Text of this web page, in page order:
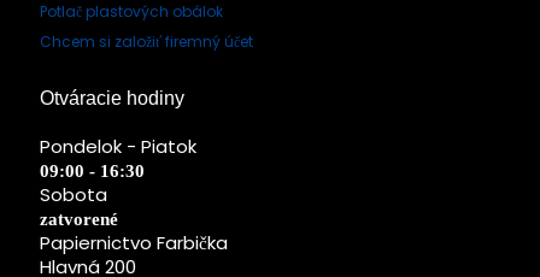
Potlač plastových obálok
Chcem si založiť firemný účet
Otváracie hodiny
Pondelok - Piatok
09:00 - 16:30
Sobota
zatvorené
Papiernictvo Farbička
Hlavná 200